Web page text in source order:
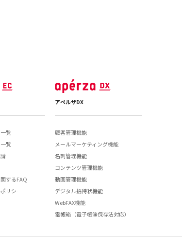
覧
覧
するFAQ
リシー
アペルザDX
顧客管理機能
メールマーケティング機能
名刺管理機能
コンテンツ管理機能
動画管理機能
デジタル招待状機能
WebFAX機能
電帳箱（電子帳簿保存法対応）